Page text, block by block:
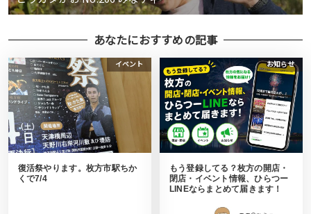
あなたにおすすめの記事
イベント
復活祭やります。枚方市駅ちか
くで7/4
お知らせ
もう登録してる？枚方の開店・
閉店・イベント情報、ひらつー
LINEならまとめて届きます！